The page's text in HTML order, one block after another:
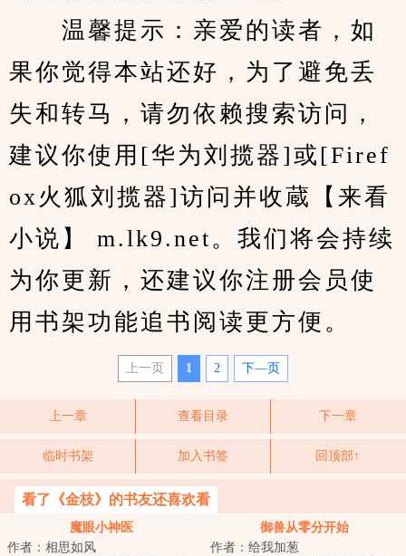
温馨提示：亲爱的读者，如
果你觉得本站还好，为了避免丢
失和转马，请勿依赖搜索访问，
建议你使用[华为刘揽器]或[Firef
ox火狐刘揽器]访问并收蔵【来看
小说】 m.lk9.net。我们将会持续
为你更新，还建议你注册会员使
用书架功能追书阅读更方便。
上一页 1 2 下—页
上一章 查看目录 下一章
临时书架 加入书签 回顶部↑
看了《金枝》的书友还喜欢看
魔眼小神医
作者：相思如风
御兽从零分开始
作者：给我加葱